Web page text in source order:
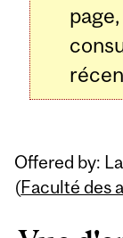
Offered by:
(Faculté des